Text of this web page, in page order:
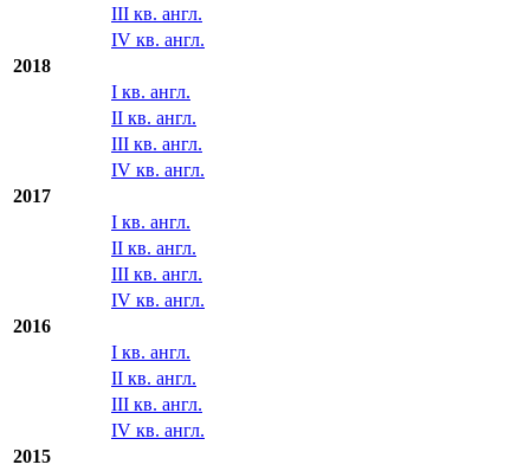
III кв. англ.
IV кв. англ.
2018
I кв. англ.
II кв. англ.
III кв. англ.
IV кв. англ.
2017
I кв. англ.
II кв. англ.
III кв. англ.
IV кв. англ.
2016
I кв. англ.
II кв. англ.
III кв. англ.
IV кв. англ.
2015